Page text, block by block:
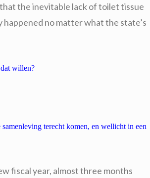
the inevitable lack of toilet tissue
no matter what the state’s
willen?
terecht komen, en wellicht in een
fiscal year, almost three months